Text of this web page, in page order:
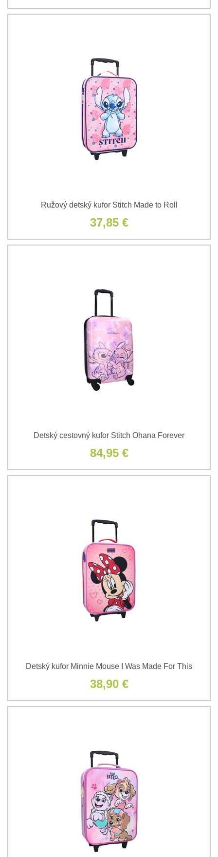
Ružový detský kufor Stitch Made to Roll
37,85 €
Detský cestovný kufor Stitch Ohana Forever
84,95 €
Detský kufor Minnie Mouse I Was Made For This
38,90 €